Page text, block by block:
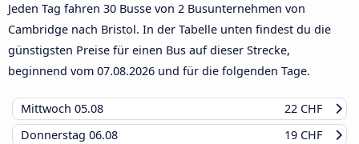
Jeden Tag fahren 30 Busse von 2 Busunternehmen von
Cambridge nach Bristol. In der Tabelle unten findest du die
günstigsten Preise für einen Bus auf dieser Strecke,
beginnend vom 07.08.2026 und für die folgenden Tage.
Mittwoch 05.08
22 CHF
Donnerstag 06.08
19 CHF